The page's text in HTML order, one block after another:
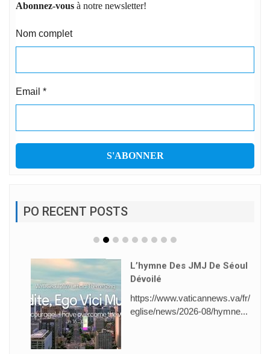
Abonnez-vous à notre newsletter!
Nom complet
Email *
PO RECENT POSTS
L’hymne Des JMJ De Séoul
Dévoilé
https://www.vaticannews.va/fr/
eglise/news/2026-08/hymne...